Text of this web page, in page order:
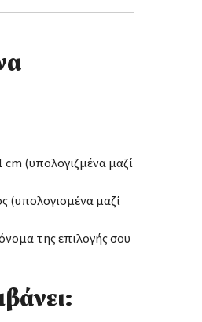
cm (υπολογιζμένα μαζί
(υπολογισμένα μαζί
της επιλογής σου